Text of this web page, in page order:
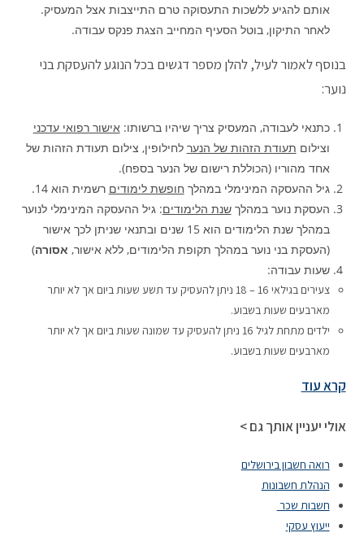
אותם להגיע ללשכות התעסוקה טרם התייצבות אצל המעסיק.
לאחר התיקון, בוטל הסעיף המחייב הצגת פנקס עבודה.
בנוסף לאמור לעיל, להלן מספר דגשים בכל הנוגע להעסקת בני
נוער:
כתנאי לעבודה, המעסיק צריך שיהיו ברשותו: אישור רפואי עדכני
וצילום תעודת הזהות של הנער לחילופין, צילום תעודת הזהות של
אחד מהוריו (הכוללת רישום של הנער בספח).
גיל ההעסקה המינימלי במהלך חופשת לימודים רשמית הוא 14.
העסקת נוער במהלךשנת הלימודים: גיל ההעסקה המינימלי לנוער
במהלך שנת הלימודים הוא 15 שנים ובתנאי שניתן לכך אישור
(העסקת בני נוער במהלך תקופת הלימודים, ללא אישור, אסורה)
שעות עבודה:
צעירים בגילאי 16 – 18 ניתן להעסיק עד תשע שעות ביום אך לא יותר
מארבעים שעות בשבוע.
ילדים מתחת לגיל 16 ניתן להעסיק עד שמונה שעות ביום אך לא יותר
מארבעים שעות בשבוע.
קרא עוד
אולי יעניין אותך גם >
רואה חשבון בירושלים
הנהלת חשבונות
חשבות שכר
ייעוץ עסקי